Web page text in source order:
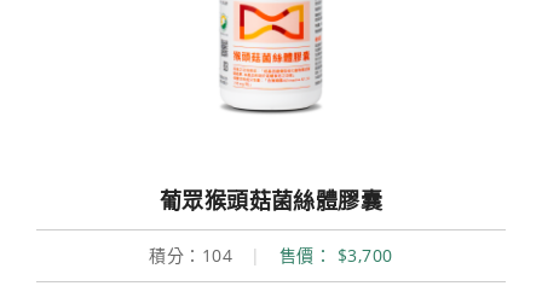
葡眾猴頭菇菌絲體膠囊
積分：104 | 售價： $3,700